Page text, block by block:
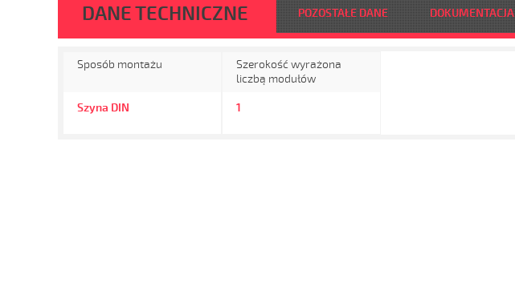
DANE TECHNICZNE POZOSTAŁE DANE DOKUMENTACJA
Sposób montażu
Szyna DIN
Szerokość wyrażona
liczbą modułów
1